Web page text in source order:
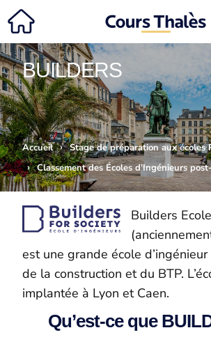
BUILDERS
Accueil › Stage de préparation aux écoles
› Classement des Écoles d’Ingénieurs
Builders
est une grande école
de la construction et du BTP.
implantée à Lyon et Caen.
Qu’est-ce que